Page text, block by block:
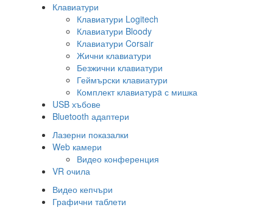
Клавиатури
Клавиатури Logitech
Клавиатури Bloody
Клавиатури Corsair
Жични клавиатури
Безжични клавиатури
Геймърски клавиатури
Комплект клавиатурa с мишка
USB хъбове
Bluetooth адаптери
Лазерни показалки
Web камери
Видео конференция
VR очила
Видео кепчъри
Графични таблети